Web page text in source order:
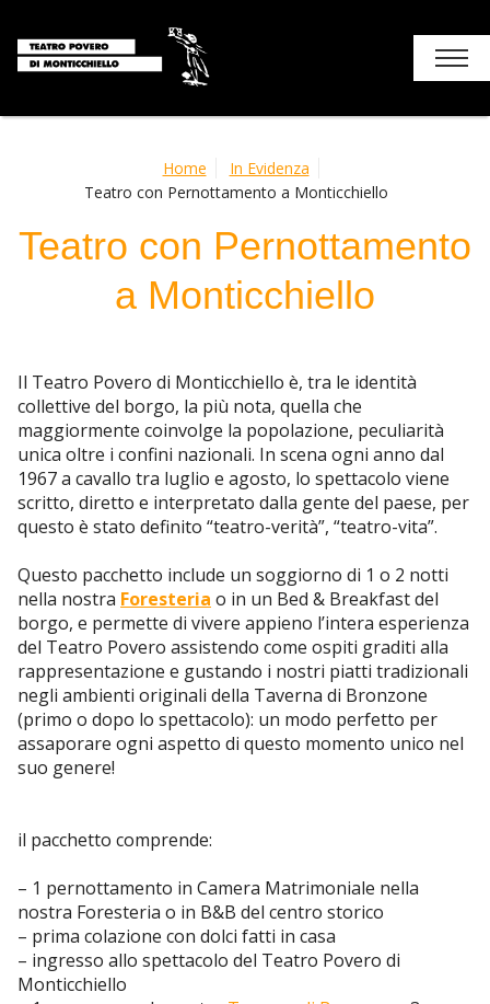
I luoghi del teatro
Soggiorni e attività
Contatti
Home
In Evidenza
Teatro con Pernottamento a Monticchiello
Teatro con Pernottamento
a Monticchiello
Il Teatro Povero di Monticchiello è, tra le identità
collettive del borgo, la più nota, quella che
maggiormente coinvolge la popolazione, peculiarità
unica oltre i confini nazionali. In scena ogni anno dal
1967 a cavallo tra luglio e agosto, lo spettacolo viene
scritto, diretto e interpretato dalla gente del paese, per
questo è stato definito “teatro-verità”, “teatro-vita”.
Questo pacchetto include un soggiorno di 1 o 2 notti
nella nostra Foresteria o in un Bed & Breakfast del
borgo, e permette di vivere appieno l’intera esperienza
del Teatro Povero assistendo come ospiti graditi alla
rappresentazione e gustando i nostri piatti tradizionali
negli ambienti originali della Taverna di Bronzone
(primo o dopo lo spettacolo): un modo perfetto per
assaporare ogni aspetto di questo momento unico nel
suo genere!
il pacchetto comprende:
– 1 pernottamento in Camera Matrimoniale nella
nostra Foresteria o in B&B del centro storico
– prima colazione con dolci fatti in casa
– ingresso allo spettacolo del Teatro Povero di
Monticchiello